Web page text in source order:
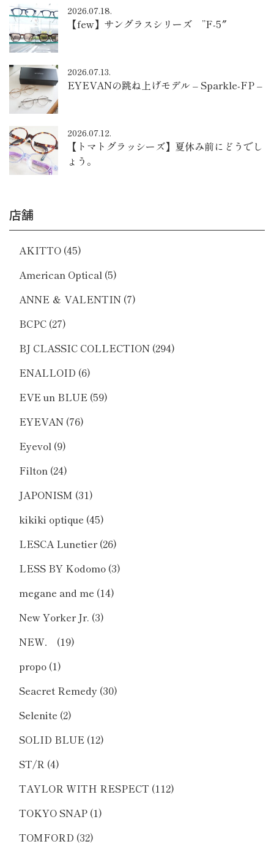
2026.07.18.
【few】サングラスシリーズ ”F-5″
2026.07.13.
EYEVANの跳ね上げモデル – Sparkle-FP –
2026.07.12.
【トマトグラッシーズ】夏休み前にどうでし
ょう。
店舗
AKITTO (45)
American Optical (5)
ANNE ＆ VALENTIN (7)
BCPC (27)
BJ CLASSIC COLLECTION (294)
ENALLOID (6)
EVE un BLUE (59)
EYEVAN (76)
Eyevol (9)
Filton (24)
JAPONISM (31)
kikiki optique (45)
LESCA Lunetier(26)
LESS BY Kodomo (3)
megane and me (14)
New Yorker Jr. (3)
NEW．
(19)
propo (1)
Seacret Remedy (30)
Selenite (2)
SOLID BLUE (12)
ST/R (4)
TAYLOR WITH RESPECT (112)
TOKYO SNAP (1)
TOMFORD (32)